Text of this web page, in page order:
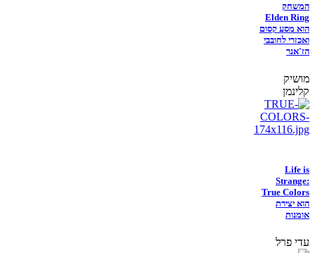
המשחק
Elden Ring
הוא מסע קסום
ואכזרי לחובבי
הז'אנר
מושיק
קלינמן
Life is
Strange:
True Colors
הוא יצירת
אומנות
עדי פרל